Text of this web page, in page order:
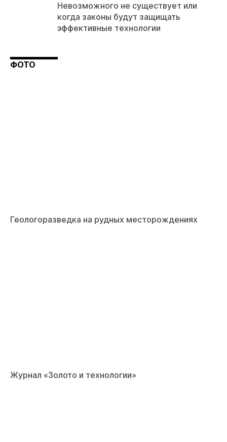
Невозможного не существует или
когда законы будут защищать
эффективные технологии
ФОТО
Геологоразведка на рудных месторождениях
Журнал «Золото и технологии»